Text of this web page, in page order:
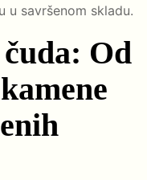
u savršenom skladu.
Od